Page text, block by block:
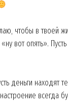
чтобы в твоей
вот опять».
деньги находят
всегда